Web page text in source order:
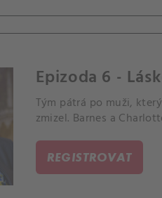
Epizoda 6 -
Tým pátrá po muži,
zmizel. Barnes a
REGISTROVAT